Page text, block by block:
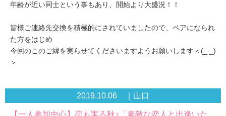
年齢が近い同士という事もあり、開始より大盛況！！
皆様ご連絡先交換を積極的にされていましたので、ペアになられ
た方をはじめ
今回のこのご縁を実らせてくださいますようお願いします＜(_ _)
＞
2019.10.06 ｜山口